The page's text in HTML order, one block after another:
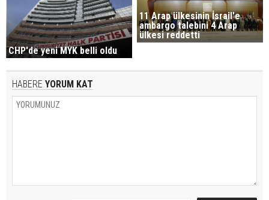
CHP'de yeni MYK belli oldu
11 Arap ülkesinin İsrail'e
ambargo talebini 4 Arap
ülkesi reddetti
HABERE YORUM KAT